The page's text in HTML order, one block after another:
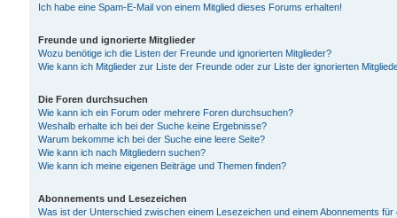
Ich habe eine Spam-E-Mail von einem Mitglied dieses Forums erhalten!
Freunde und ignorierte Mitglieder
Wozu benötige ich die Listen der Freunde und ignorierten Mitglieder?
Wie kann ich Mitglieder zur Liste der Freunde oder zur Liste der ignorierten
Die Foren durchsuchen
Wie kann ich ein Forum oder mehrere Foren durchsuchen?
Weshalb erhalte ich bei der Suche keine Ergebnisse?
Warum bekomme ich bei der Suche eine leere Seite?
Wie kann ich nach Mitgliedern suchen?
Wie kann ich meine eigenen Beiträge und Themen finden?
Abonnements und Lesezeichen
Was ist der Unterschied zwischen einem Lesezeichen und einem Abonnements